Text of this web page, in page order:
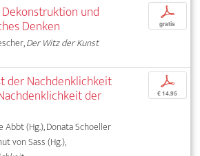
und
Denken
Der Witz der Kunst
p
gratis
der Nachdenklichkeit
der
Abbt (Hg.), Donata Schoeller
von Sass (Hg.),
p
€ 14,95